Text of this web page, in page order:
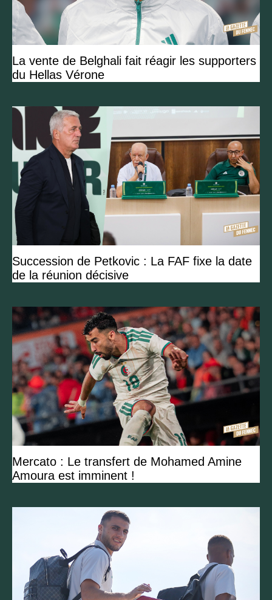
La vente de Belghali fait réagir les supporters
du Hellas Vérone
Succession de Petkovic : La FAF fixe la date
de la réunion décisive
Mercato : Le transfert de Mohamed Amine
Amoura est imminent !